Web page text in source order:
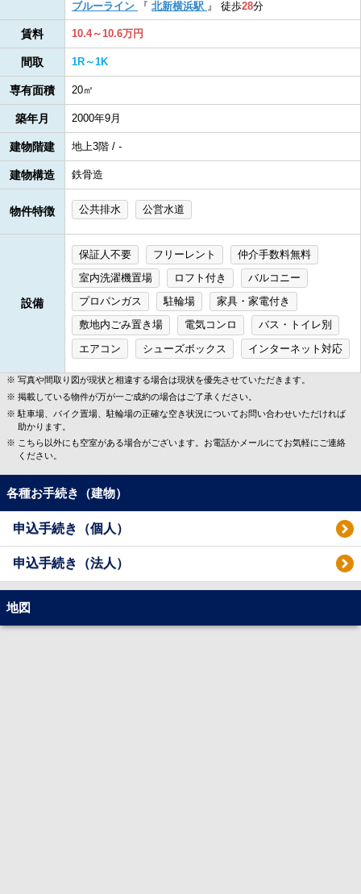
ブルーライン
『 北新横浜駅 』 徒歩28分
賃料 10.4～10.6万円
間取 1R～1K
専有面積 20㎡
築年月 2000年9月
建物階建 地上3階 / -
建物構造 鉄骨造
物件特徴 公共排水 公営水道
設備
保証人不要 フリーレント
仲介手数料無料
室内洗濯機置場
ロフト付き
バルコニー
プロパンガス
駐輪場
家具・家電付き
敷地内ごみ置き場
電気コンロ
バス・トイレ別
エアコン
シューズボックス インターネット対応
写真や間取り図が現状と相違する場合は現状を優先させていただきます。
掲載している物件が万が一ご成約の場合はご了承ください。
駐車場、バイク置場、駐輪場の正確な空き状況についてお問い合わせいただければ
助かります。
こちら以外にも空室がある場合がございます。お電話かメールにてお気軽にご連絡
ください。
各種お手続き（建物）
申込手続き（個人）
申込手続き（法人）
地図